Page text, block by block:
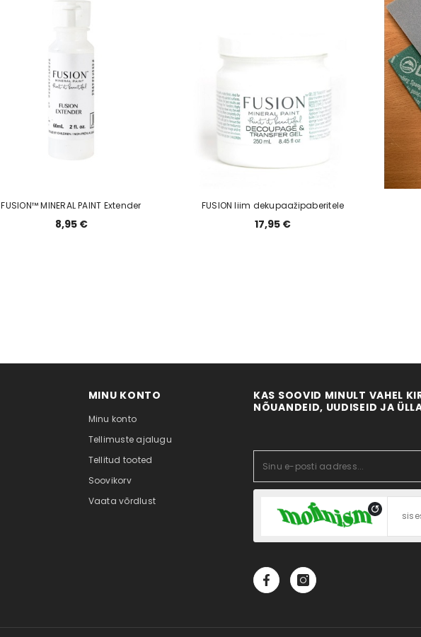
FUSION™ MINERAL PAINT Extender
8,95 €
FUSION liim dekupaažipaberitele
17,95 €
MINU KONTO
Minu konto
Tellimuste ajalugu
Tellitud tooted
Soovikorv
Vaata võrdlust
KAS SOOVID MINULT VAHEL
NÕUANDEID, UUDISEID JA